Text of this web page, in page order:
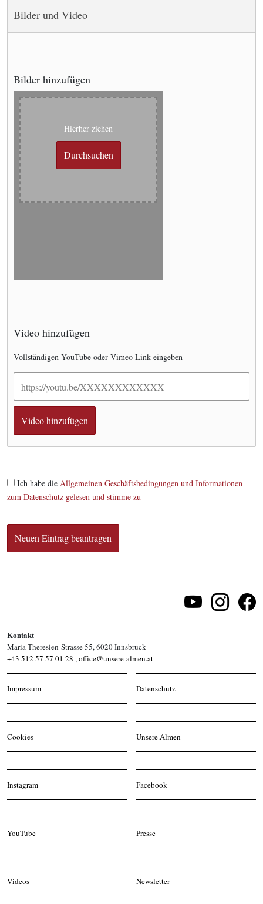
Bilder und Video
Bilder hinzufügen
Hierher ziehen
Durchsuchen
Video hinzufügen
Vollständigen YouTube oder Vimeo Link eingeben
Ich habe die Allgemeinen Geschäftsbedingungen und Informationen
zum Datenschutz gelesen und stimme zu
Kontakt
Maria-Theresien-Strasse 55, 6020 Innsbruck
+43 512 57 57 01 28 ,office@unsere-almen.at
Impressum Datenschutz
Cookies Unsere.Almen
Instagram Facebook
YouTube Presse
Videos Newsletter